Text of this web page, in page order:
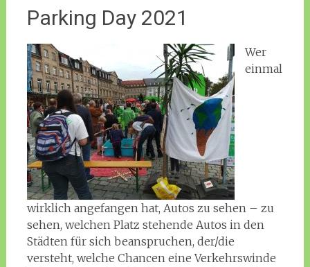
Parking Day 2021
Wer
einmal
wirklich angefangen hat, Autos zu sehen – zu
sehen, welchen Platz stehende Autos in den
Städten für sich beanspruchen, der/die
versteht, welche Chancen eine Verkehrswinde